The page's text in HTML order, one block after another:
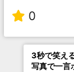
0
3秒で笑え
写真で一